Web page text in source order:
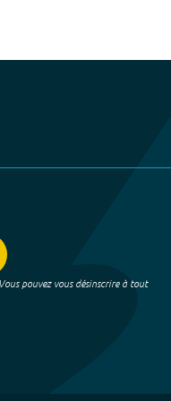
pouvez vous désinscrire à tout